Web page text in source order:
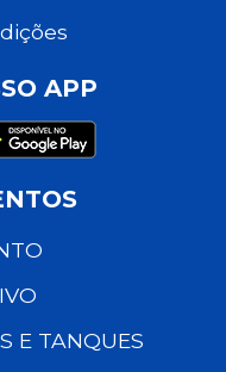
APP
E TANQUES